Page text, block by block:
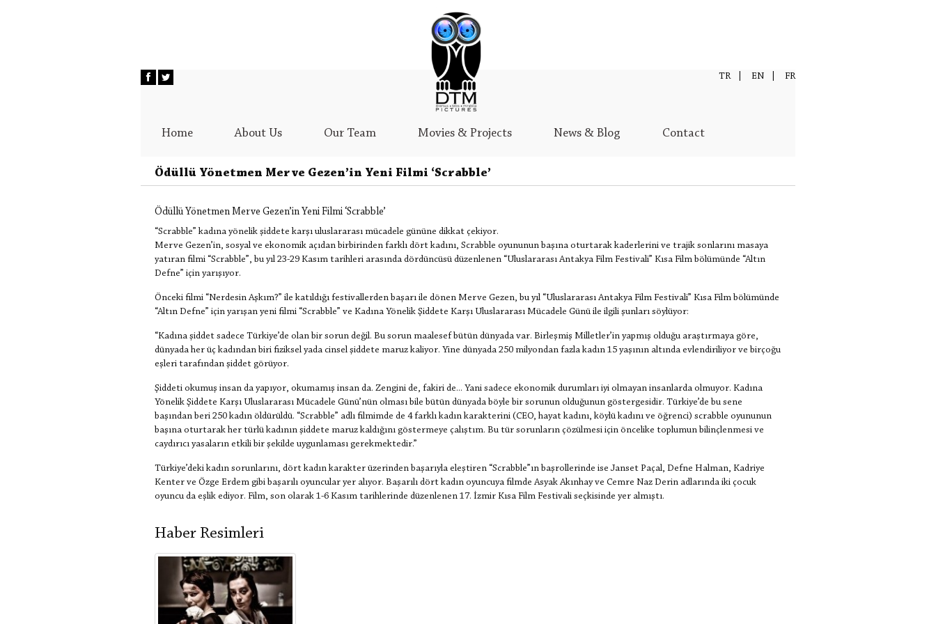
TR EN FR
Home About Us Our Team Movies & Projects News & Blog Contact
Ödüllü Yönetmen Merve Gezen’in Yeni Filmi ‘Scrabble’
Ödüllü Yönetmen Merve Gezen’in Yeni Filmi ‘Scrabble’
“Scrabble” kadına yönelik şiddete karşı uluslararası mücadele gününe dikkat çekiyor.
Merve Gezen’in, sosyal ve ekonomik açıdan birbirinden farklı dört kadını, Scrabble oyununun başına oturtarak kaderlerini ve trajik sonlarını masaya
yatıran filmi “Scrabble”, bu yıl 23-29 Kasım tarihleri arasında dördüncüsü düzenlenen “Uluslararası Antakya Film Festivali” Kısa Film bölümünde “Altın
Defne” için yarışıyor.
Önceki filmi “Nerdesin Aşkım?” ile katıldığı festivallerden başarı ile dönen Merve Gezen, bu yıl “Uluslararası Antakya Film Festivali” Kısa Film bölümünde
“Altın Defne” için yarışan yeni filmi “Scrabble” ve Kadına Yönelik Şiddete Karşı Uluslararası Mücadele Günü ile ilgili şunları söylüyor:
“Kadına şiddet sadece Türkiye’de olan bir sorun değil. Bu sorun maalesef bütün dünyada var. Birleşmiş Milletler’in yapmış olduğu araştırmaya göre,
dünyada her üç kadından biri fiziksel yada cinsel şiddete maruz kaliyor. Yine dünyada 250 milyondan fazla kadın 15 yaşının altında evlendiriliyor ve birçoğu
eşleri tarafından şiddet görüyor.
Şiddeti okumuş insan da yapıyor, okumamış insan da. Zengini de, fakiri de... Yani sadece ekonomik durumları iyi olmayan insanlarda olmuyor. Kadına
Yönelik Şiddete Karşı Uluslararası Mücadele Günü’nün olması bile bütün dünyada böyle bir sorunun olduğunun göstergesidir. Türkiye’de bu sene
başından beri 250 kadın öldürüldü. “Scrabble” adlı filmimde de 4 farklı kadın karakterini (CEO, hayat kadını, köylü kadını ve öğrenci) scrabble oyununun
başına oturtarak her türlü kadının şiddete maruz kaldığını göstermeye çalıştım. Bu tür sorunların çözülmesi için öncelike toplumun bilinçlenmesi ve
caydırıcı yasaların etkili bir şekilde uygunlaması gerekmektedir.”
Türkiye’deki kadın sorunlarını, dört kadın karakter üzerinden başarıyla eleştiren “Scrabble”ın başrollerinde ise Janset Paçal, Defne Halman, Kadriye
Kenter ve Özge Erdem gibi başarılı oyuncular yer alıyor. Başarılı dört kadın oyuncuya filmde Asyak Akınhay ve Cemre Naz Derin adlarında iki çocuk
oyuncu da eşlik ediyor. Film, son olarak 1-6 Kasım tarihlerinde düzenlenen 17. İzmir Kısa Film Festivali seçkisinde yer almıştı.
Haber Resimleri